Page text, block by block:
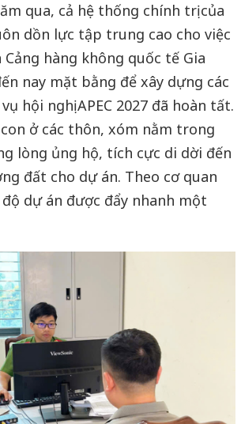
qua, cả hệ thống chính trị của
dồn lực tập trung cao cho việc
hàng không quốc tế Gia
nay mặt bằng để xây dựng các
hội nghị APEC 2027 đã hoàn tất.
ở các thôn, xóm nằm trong
lòng ủng hộ, tích cực di dời đến
đất cho dự án. Theo cơ quan
dự án được đẩy nhanh một